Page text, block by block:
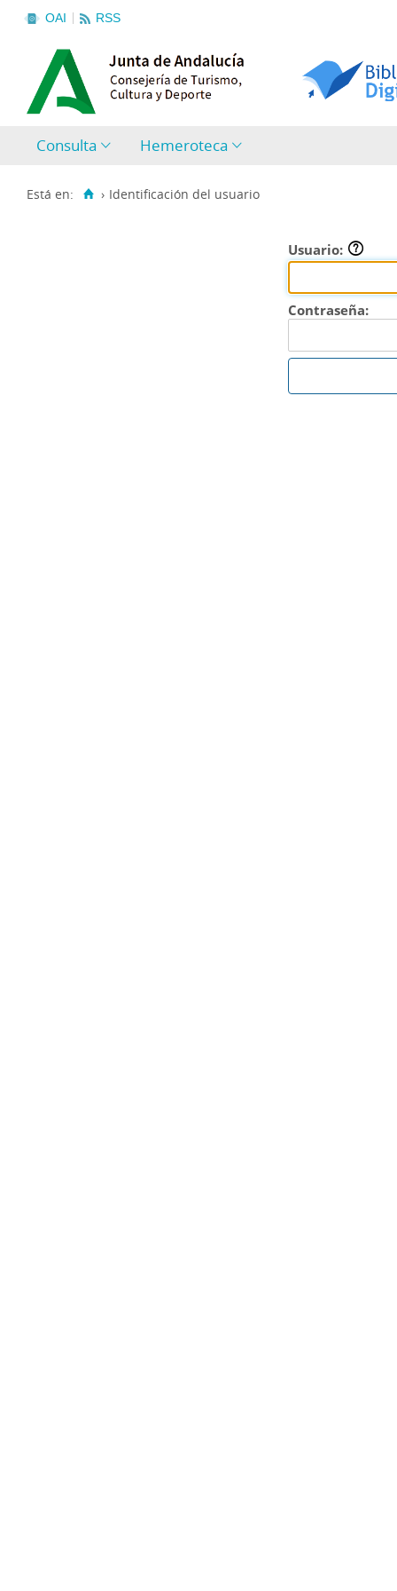
OAI RSS
Consulta Hemeroteca
Está en: › Identificación del usuario
Usuario:
Contraseña: